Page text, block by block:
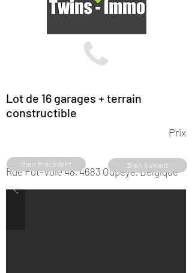
Lot de 16 garages + terrain
constructible
Prix
Rue Fût-Voie 48, 4683 Oupeye, Belgique
Bien Suivant
Bien Précédent